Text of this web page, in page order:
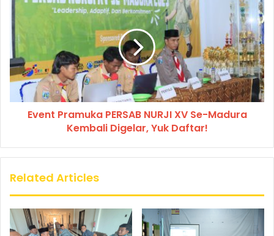
Event Pramuka PERSAB NURJI XV Se-Madura
Kembali Digelar, Yuk Daftar!
Related Articles